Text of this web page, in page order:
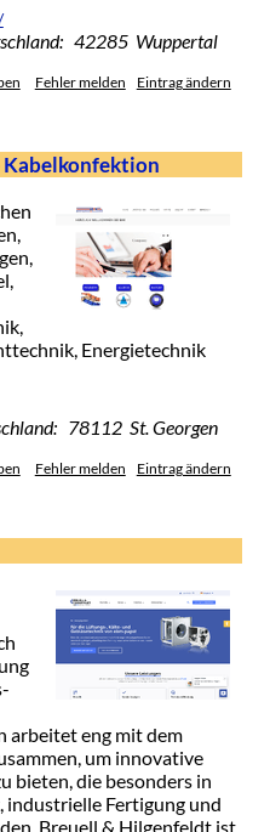
42285 Wuppertal
Fehler melden Eintrag ändern
Kabelkonfektion
Energietechnik
78112 St. Georgen
Fehler melden Eintrag ändern
arbeitet eng mit dem
um innovative
bieten, die besonders in
Fertigung und
Breuell & Hilgenfeldt ist